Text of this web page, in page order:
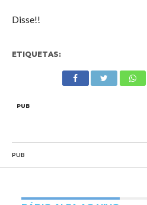
Disse!!
ETIQUETAS:
PUB
PUB